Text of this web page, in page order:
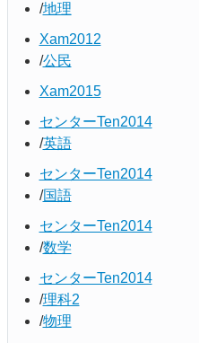
地理
Xam2012
公民
Xam2015
センターTen2014
英語
センターTen2014
国語
センターTen2014
数学
センターTen2014
理科2
物理